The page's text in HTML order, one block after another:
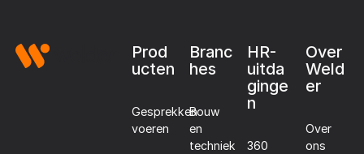
Prod
ucten
Gesprekken
voeren
Branc
hes
Bouw
en
techniek
HR-
uitda
ginge
n
360
Over
Weld
er
Over
ons